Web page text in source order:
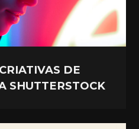
DE
SHUTTERSTOCK